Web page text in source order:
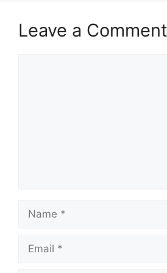
Leave a Comment